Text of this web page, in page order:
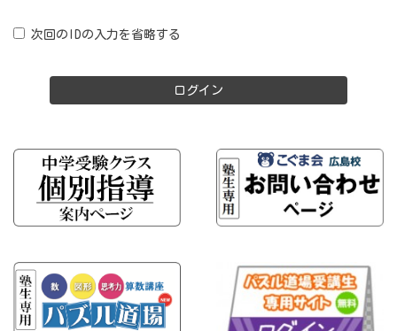
次回のIDの入力を省略する